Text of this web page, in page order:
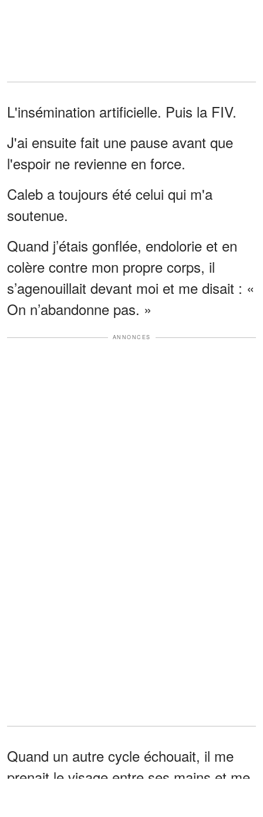
L'insémination artificielle. Puis la FIV.
J'ai ensuite fait une pause avant que
l'espoir ne revienne en force.
Caleb a toujours été celui qui m'a
soutenue.
Quand j’étais gonflée, endolorie et en
colère contre mon propre corps, il
s’agenouillait devant moi et me disait : «
On n’abandonne pas. »
ANNONCES
Quand un autre cycle échouait, il me
prenait le visage entre ses mains et me